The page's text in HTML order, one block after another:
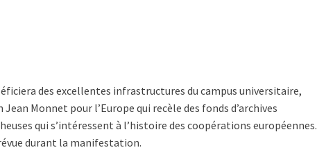
des excellentes infrastructures du campus universitaire,
Monnet pour l’Europe qui recèle des fonds d’archives
qui s’intéressent à l’histoire des coopérations européennes.
durant la manifestation.